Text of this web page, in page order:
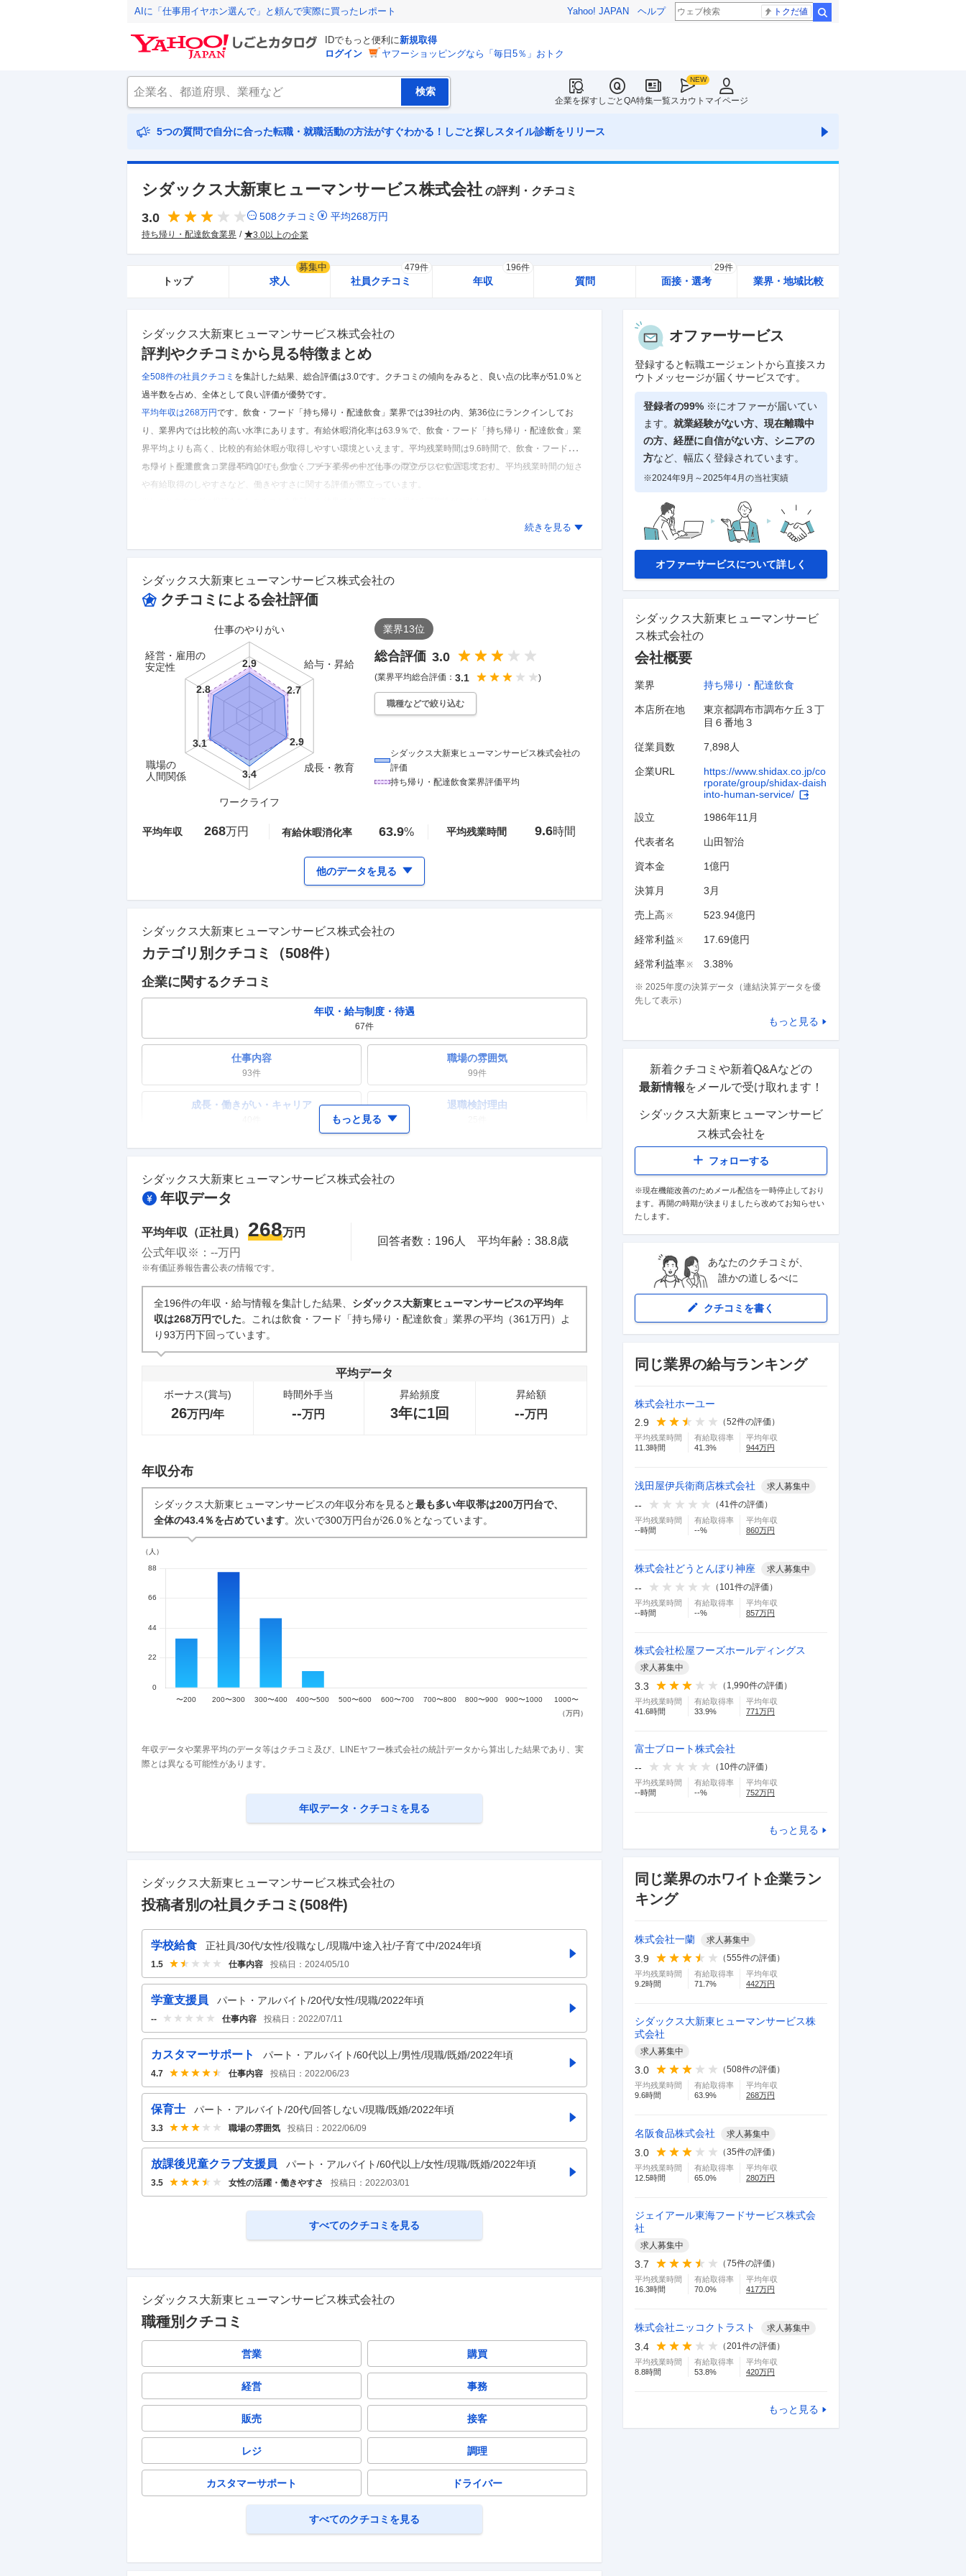
AIに「仕事用イヤホン選んで」と頼んで実際に買ったレポート Yahoo! JAPAN ヘルプ トクだ値
IDでもっと便利に新規取得
ログイン
ヤフーショッピングなら「毎日5％」おトク
企業を探すしごとQA特集一覧スカウト マイページ
5つの質問で自分に合った転職・就職活動の方法がすぐわかる！しごと探しスタイル診断をリリース
シダックス大新東ヒューマンサービス株式会社 の評判・クチコミ
3.0 508クチコミ 平均268万円
持ち帰り・配達飲食業界 3.0以上の企業
トップ 求人
募集中
社員クチコミ
479件
年収
196件
質問 面接・選考
29件
業界・地域比較
シダックス大新東ヒューマンサービス株式会社の
評判やクチコミから見る特徴まとめ
全508件の社員クチコミ を集計した結果、 総合評価は3.0です。 クチコミの傾向をみると、良い点の比率が51.0％と
過半数を占め、全体として良い評価が優勢です。
平均年収は268万円です。 飲食・フード「持ち帰り・配達飲食」業界では39社の内、第36位にランクインしてお
り、業界内では比較的高い水準にあります。 有給休暇消化率は63.9％で、飲食・フード「持ち帰り・配達飲食」業
界平均よりも高く、比較的有給休暇が取得しやすい環境といえます。 平均残業時間は9.6時間で、飲食・フード「持
ち帰り・配達飲食」業界平均よりも少なく、プライベートと仕事の両立がしやすい環境です。
ホワイト企業度スコアは45/100で、飲食・フード業界の中でもトップクラスに位置しており、平均残業時間の短さ
や有給取得のしやすさなど、働きやすさに関する評価が際立っています。
続きを見る
シダックス大新東ヒューマンサービス株式会社の
クチコミによる会社評価
業界13位
総合評価 3.0
(業界平均総合評価： 3.1 )
職種などで絞り込む
仕事のやりがい
給与・昇給
成長・教育
ワークライフ
職場の
人間関係
経営・雇用の
安定性
シダックス大新東ヒューマンサービス株式会社の
評価
持ち帰り・配達飲食業界評価平均
平均年収 268万円 有給休暇消化率 63.9% 平均残業時間 9.6時間
他のデータを見る
シダックス大新東ヒューマンサービス株式会社の
カテゴリ別クチコミ（508件）
企業に関するクチコミ
年収・給与制度・待遇
67件
仕事内容
93件
職場の雰囲気
99件
成長・働きがい・キャリア 退職検討理由
ワークライフバランス 女性の活躍・働きやすさ
人事・評価制度 入社理由・入社後ギャップ
企業の選考に関するクチコミ
中途採用面接・選考
10件
新卒採用面接・選考
もっと見る
シダックス大新東ヒューマンサービス株式会社の
年収データ
平均年収（正社員） 268万円
公式年収※： --万円
回答者数： 196 人 平均年齢：38.8歳
※有価証券報告書公表の情報です。
全196件の年収・給与情報を集計した結果、 シダックス大新東ヒューマンサービスの平均年
収は268万円でした。これは飲食・フード「持ち帰り・配達飲食」業界の平均（361万円）よ
り93万円下回っています。
平均データ
ボーナス(賞与)
26万円/年
時間外手当
--万円
昇給頻度
3年に1回
昇給額
--万円
年収分布
シダックス大新東ヒューマンサービスの年収分布を見ると最も多い年収帯は200万円台で、
全体の43.4％を占めています。次いで300万円台が26.0％となっています。
年収データや業界平均のデータ等はクチコミ及び、LINEヤフー株式会社の統計データから算出した結果であり、実
際とは異なる可能性があります。
年収データ・クチコミを見る
シダックス大新東ヒューマンサービス株式会社の
投稿者別の社員クチコミ(508件)
学校給食 正社員/30代/女性/役職なし/現職/中途入社/子育て中/2024年頃
1.5 仕事内容 投稿日： 2024/05/10
学童支援員 パート・アルバイト/20代/女性/現職/2022年頃
-- 仕事内容 投稿日： 2022/07/11
カスタマーサポート パート・アルバイト/60代以上/男性/現職/既婚/2022年頃
4.7 仕事内容 投稿日： 2022/06/23
保育士 パート・アルバイト/20代/回答しない/現職/既婚/2022年頃
3.3 職場の雰囲気 投稿日： 2022/06/09
放課後児童クラブ支援員 パート・アルバイト/60代以上/女性/現職/既婚/2022年頃
3.5 女性の活躍・働きやすさ 投稿日： 2022/03/01
すべてのクチコミを見る
シダックス大新東ヒューマンサービス株式会社の
職種別クチコミ
営業 購買
経営 事務
販売 接客
レジ 調理
カスタマーサポート ドライバー
すべてのクチコミを見る
オファーサービス
登録すると転職エージェントから直接スカ
ウトメッセージが届くサービスです。
登録者の99% ※にオファーが届いてい
ます。 就業経験がない方、現在離職中
の方、 経歴に自信がない方、シニアの
方など、幅広く登録されています。
※2024年9月～2025年4月の当社実績
オファーサービスについて詳しく
シダックス大新東ヒューマンサービ
ス株式会社の
会社概要
業界 持ち帰り・配達飲食
本店所在地
東京都調布市調布ケ丘３丁
目６番地３
従業員数 7,898人
企業URL
https://www.shidax.co.jp/co
rporate/group/shidax-daish
into-human-service/
設立 1986年11月
代表者名 山田智治
資本金 1億円
決算月 3月
売上高 ※ 523.94億円
経常利益 ※ 17.69億円
経常利益率※ 3.38%
※ 2025年度の決算データ（連結決算データを優
先して表示）
もっと見る
新着クチコミや新着Q&Aなどの
最新情報をメールで受け取れます！
シダックス大新東ヒューマンサービ
ス株式会社を
フォローする
※現在機能改善のためメール配信を一時停止しており
ます。再開の時期が決まりましたら改めてお知らせい
たします。
あなたのクチコミが、
誰かの道しるべに
クチコミを書く
同じ業界の給与ランキング
株式会社ホーユー
2.9
（52件の評価）
平均残業時間
11.3時間
有給取得率
41.3%
平均年収
944万円
浅田屋伊兵衛商店株式会社 求人募集中
-- （41件の評価）
平均残業時間
--時間
有給取得率
--%
平均年収
860万円
株式会社どうとんぼり神座 求人募集中
-- （ 101件の評価）
平均残業時間
--時間
有給取得率
--%
平均年収
857万円
株式会社松屋フーズホールディングス
求人募集中
3.3 （ 1,990件の評価）
平均残業時間
41.6時間
有給取得率
33.9%
平均年収
771 万円
富士ブロート株式会社
--
（ 10件の評価）
平均残業時間
--時間
有給取得率
--%
平均年収
752万円
もっと見る
同じ業界のホワイト企業ラン
キング
株式会社一蘭 求人募集中
3.9 （555件の評価）
平均残業時間
9.2時間
有給取得率
71.7%
平均年収
442万円
シダックス大新東ヒューマンサービス株
式会社
求人募集中
3.0 （508件の評価）
平均残業時間
9.6時間
有給取得率
63.9%
平均年収
268万円
名阪食品株式会社 求人募集中
3.0 （35件の評価）
平均残業時間
12.5時間
有給取得率
65.0%
平均年収
280万円
ジェイアール東海フードサービス株式会
社
求人募集中
3.7 （75件の評価）
平均残業時間
16.3時間
有給取得率
70.0%
平均年収
417万円
株式会社ニッコクトラスト 求人募集中
3.4 （201件の評価）
平均残業時間
8.8時間
有給取得率
53.8%
平均年収
420万円
もっと見る